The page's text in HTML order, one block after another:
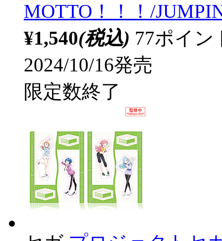
MOTTO！！！/
¥1,540(税込) 77ポイ
2024/10/16発売
限定数終了